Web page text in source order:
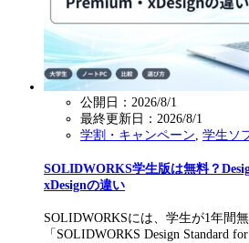
公開日：2026/8/1
最終更新日： 2026/8/1
学割・キャンペーン, 学生ソ
SOLIDWORKS学生版は無料？
xDesignの違い
SOLIDWORKSには、学生が1年間
「SOLIDWORKS Design Standard